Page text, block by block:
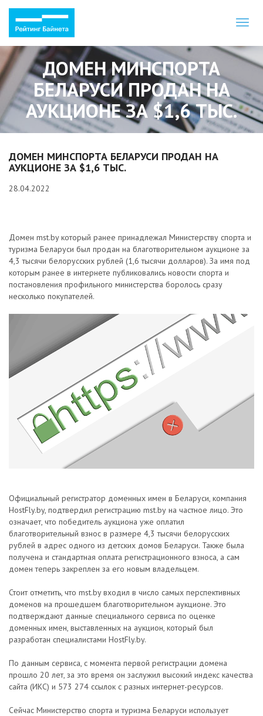
ДОМЕН МИНСПОРТА
БЕЛАРУСИ ПРОДАН НА
АУКЦИОНЕ ЗА $1,6 ТЫС.
ДОМЕН МИНСПОРТА БЕЛАРУСИ ПРОДАН НА
АУКЦИОНЕ ЗА $1,6 ТЫС.
28.04.2022
Домен mst.by который ранее принадлежал Министерству спорта и
туризма Беларуси был продан на благотворительном аукционе за
4,3 тысячи белорусских рублей (1,6 тысячи долларов). За имя под
которым ранее в интернете публиковались новости спорта и
постановления профильного министерства боролось сразу
несколько покупателей.
Официальный регистратор доменных имен в Беларуси, компания
HostFly.by, подтвердил регистрацию mst.bу на частное лицо. Это
означает, что победитель аукциона уже оплатил
благотворительный взнос в размере 4,3 тысячи белорусских
рублей в адрес одного из детских домов Беларуси. Также была
получена и стандартная оплата регистрационного взноса, а сам
домен теперь закреплен за его новым владельцем.
Стоит отметить, что mst.by входил в число самых перспективных
доменов на прошедшем благотворительном аукционе. Это
подтверждают данные специального сервиса по оценке
доменных имен, выставленных на аукцион, который был
разработан специалистами HostFly.by.
По данным сервиса, с момента первой регистрации домена
прошло 20 лет, за это время он заслужил высокий индекс качества
сайта (ИКС) и 573 274 ссылок с разных интернет-ресурсов.
Сейчас Министерство спорта и туризма Беларуси использует